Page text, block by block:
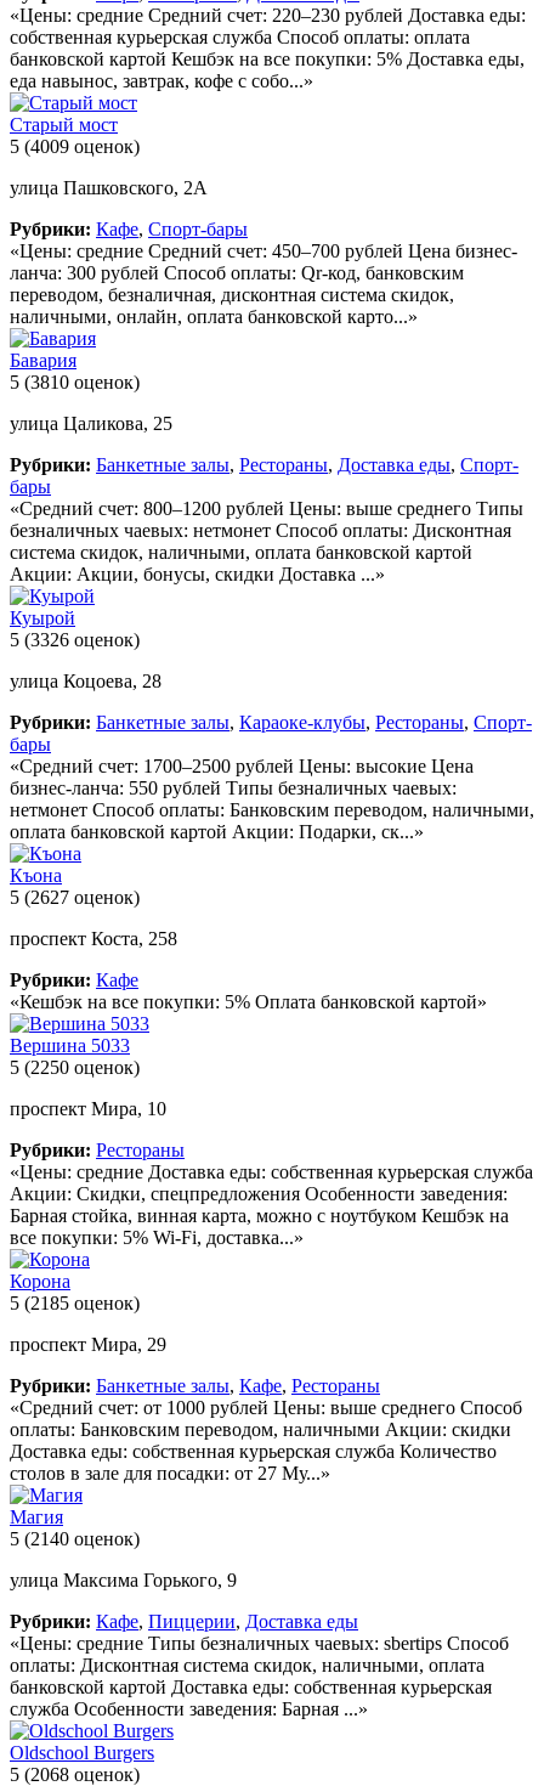
«Цены: средние Средний счет: 220–230 рублей Доставка еды:
собственная курьерская служба Способ оплаты: оплата
банковской картой Кешбэк на все покупки: 5% Доставка еды,
еда навынос, завтрак, кофе с собо...»
Старый мост
5 (4009 оценок)
улица Пашковского, 2А
Рубрики: Кафе, Спорт-бары
«Цены: средние Средний счет: 450–700 рублей Цена бизнес-
ланча: 300 рублей Способ оплаты: Qr-код, банковским
переводом, безналичная, дисконтная система скидок,
наличными, онлайн, оплата банковской карто...»
Бавария
5 (3810 оценок)
улица Цаликова, 25
Рубрики: Банкетные залы, Рестораны, Доставка еды, Спорт-
бары
«Средний счет: 800–1200 рублей Цены: выше среднего Типы
безналичных чаевых: нетмонет Способ оплаты: Дисконтная
система скидок, наличными, оплата банковской картой
Акции: Акции, бонусы, скидки Доставка ...»
Куырой
5 (3326 оценок)
улица Коцоева, 28
Рубрики: Банкетные залы, Караоке-клубы, Рестораны, Спорт-
бары
«Средний счет: 1700–2500 рублей Цены: высокие Цена
бизнес-ланча: 550 рублей Типы безналичных чаевых:
нетмонет Способ оплаты: Банковским переводом, наличными,
оплата банковской картой Акции: Подарки, ск...»
Къона
5 (2627 оценок)
проспект Коста, 258
Рубрики: Кафе
«Кешбэк на все покупки: 5% Оплата банковской картой»
Вершина 5033
5 (2250 оценок)
проспект Мира, 10
Рубрики: Рестораны
«Цены: средние Доставка еды: собственная курьерская служба
Акции: Скидки, спецпредложения Особенности заведения:
Барная стойка, винная карта, можно с ноутбуком Кешбэк на
все покупки: 5% Wi-Fi, доставка...»
Корона
5 (2185 оценок)
проспект Мира, 29
Рубрики: Банкетные залы, Кафе, Рестораны
«Средний счет: от 1000 рублей Цены: выше среднего Способ
оплаты: Банковским переводом, наличными Акции: скидки
Доставка еды: собственная курьерская служба Количество
столов в зале для посадки: от 27 Му...»
Магия
5 (2140 оценок)
улица Максима Горького, 9
Рубрики: Кафе, Пиццерии, Доставка еды
«Цены: средние Типы безналичных чаевых: sbertips Способ
оплаты: Дисконтная система скидок, наличными, оплата
банковской картой Доставка еды: собственная курьерская
служба Особенности заведения: Барная ...»
Oldschool Burgers
5 (2068 оценок)